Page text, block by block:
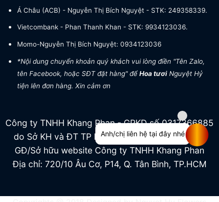
Á Châu (ACB) - Nguyễn Thị Bích Nguyệt - STK: 249358339.
Vietcombank - Phan Thanh Khan - STK: 9934123036.
Momo-Nguyễn Thị Bích Nguyệt: 0934123036
*Nội dung chuyển khoản quý khách vui lòng điền "Tên Zalo,
tên Facebook, hoặc SĐT đặt hàng" đểHoa tươi Nguyệt Hỷ
tiện lên đơn hàng. Xin cảm ơn
Công ty TNHH Khang Phan - GPKD số 0317366885
do Sở KH và ĐT TP HCM cấp ngày 04/07/2022
GĐ/Sở hữu website Công ty TNHH Khang Phan
Địa chỉ: 720/10 Âu Cơ, P14, Q. Tân Bình, TP.HCM
Anh/chị liên hệ tại đây nhé